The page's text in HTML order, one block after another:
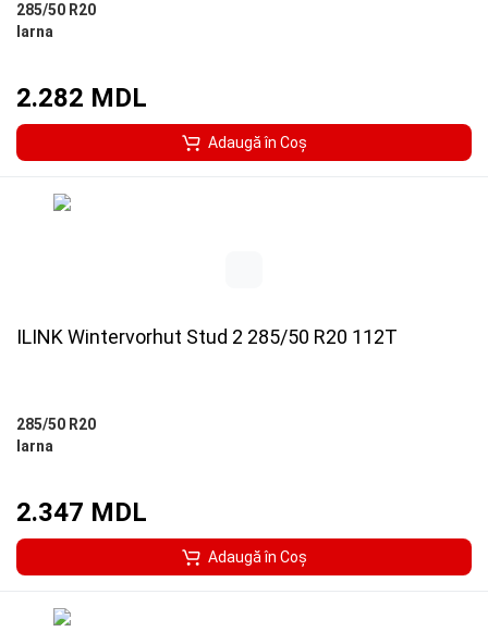
285/50 R20
Iarna
2.282 MDL
Adaugă în Coş
ILINK Wintervorhut Stud 2 285/50 R20 112T
285/50 R20
Iarna
2.347 MDL
Adaugă în Coş